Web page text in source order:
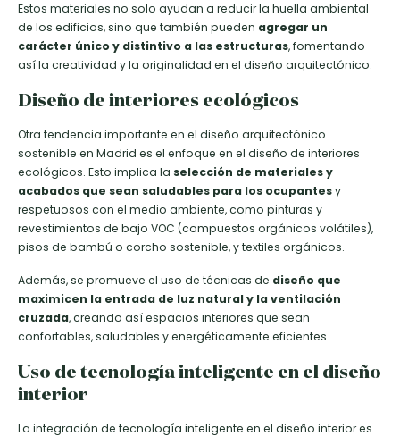
Estos materiales no solo ayudan a reducir la huella ambiental
de los edificios, sino que también pueden agregar un
carácter único y distintivo a las estructuras, fomentando
así la creatividad y la originalidad en el diseño arquitectónico.
Diseño de interiores ecológicos
Otra tendencia importante en el diseño arquitectónico
sostenible en Madrid es el enfoque en el diseño de interiores
ecológicos. Esto implica la selección de materiales y
acabados que sean saludables para los ocupantesy
respetuosos con el medio ambiente, como pinturas y
revestimientos de bajo VOC (compuestos orgánicos volátiles),
pisos de bambú o corcho sostenible, y textiles orgánicos.
Además, se promueve el uso de técnicas de diseño que
maximicen la entrada de luz natural y la ventilación
cruzada, creando así espacios interiores que sean
confortables, saludables y energéticamente eficientes.
Uso de tecnología inteligente en el diseño
interior
La integración de tecnología inteligente en el diseño interior es